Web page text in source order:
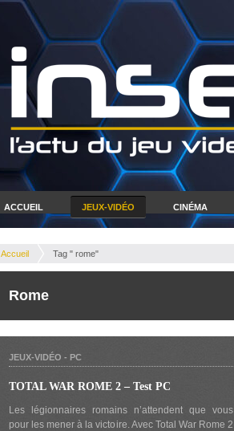
ACCUEIL JEUX-VIDÉO CINÉMA
Accueil Tag " rome"
Rome
JEUX-VIDÉO - PC
TOTAL WAR ROME 2 – Test PC
Les légionnaires romains n’attendent que vous
pour les mener à la victoire. Avec Total War Rome 2